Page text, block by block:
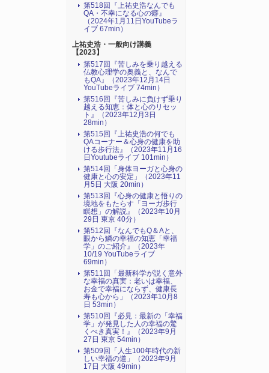
第518回『上祐史浩なんでも
QA・不幸になる心の癖』
（2024年1月11日YouTubeラ
イブ 67min）
上祐史浩・一般向け講義
【2023】
第517回『苦しみを乗り越える
仏教心理学の奥義と、なんで
もQA』（2023年12月14日
YouTubeライブ 74min）
第516回『苦しみに負けず乗り
越える知恵：体と心のリセッ
ト』（2023年12月3日
28min）
第515回『上祐史浩の何でも
QAコーナー＆心身の健康を助
ける歩行法』（2023年11月16
日Youtubeライブ 101min）
第514回「身体ヨーガと心身の
健康と心の安定」（2023年11
月5日 大阪 20min）
第513回『心身の健康と悟りの
境地をもたらす「ヨーガ歩行
瞑想」の解説』（2023年10月
29日 東京 40分）
第512回『なんでもQ＆Aと、
眼から鱗の幸福の知恵「幸福
学」のご紹介』（2023年
10/19 YouTubeライブ
69min）
第511回「最新科学が説く意外
な幸福の真実：老いは幸福、
お金で幸福にならず、健康長
寿も心から」（2023年10月8
日 53min）
第510回『必見：最新の「幸福
学」が発見した人の幸福の驚
くべき真実！』（2023年9月
27日 東京 54min）
第509回「人生100年時代の新
しい幸福の道」（2023年9月
17日 大阪 49min）